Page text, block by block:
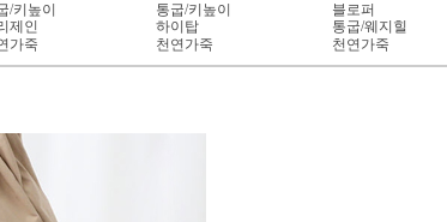
/키높이
제인
가죽
통굽/키높이
하이탑
천연가죽
블로퍼
통굽/웨지힐
천연가죽